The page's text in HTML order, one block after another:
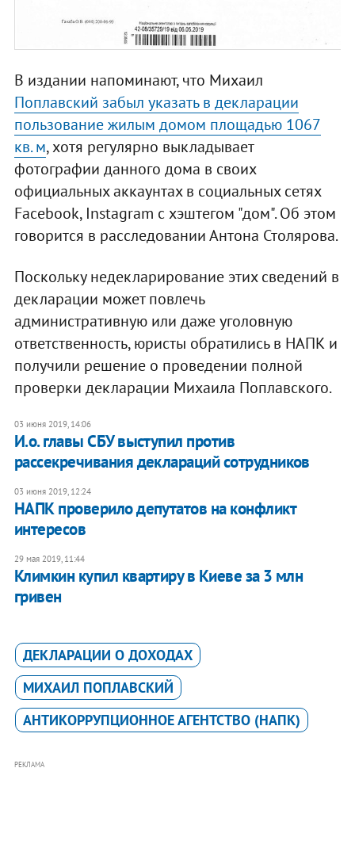
В издании напоминают, что Михаил
Поплавский забыл указать в декларации
пользование жилым домом площадью 1067
кв. м, хотя регулярно выкладывает
фотографии данного дома в своих
официальных аккаунтах в социальных сетях
Facebook, Instagram с хэштегом "дом". Об этом
говорится в расследовании Антона Столярова.
Поскольку недекларирование этих сведений в
декларации может повлечь
административную или даже уголовную
ответственность, юристы обратились в НАПК и
получили решение о проведении полной
проверки декларации Михаила Поплавского.
03 июня 2019, 14:06
И.о. главы СБУ выступил против
рассекречивания деклараций сотрудников
03 июня 2019, 12:24
НАПК проверило депутатов на конфликт
интересов
29 мая 2019, 11:44
Климкин купил квартиру в Киеве за 3 млн
гривен
ДЕКЛАРАЦИИ О ДОХОДАХ
МИХАИЛ ПОПЛАВСКИЙ
АНТИКОРРУПЦИОННОЕ АГЕНТСТВО (НАПК)
РЕКЛАМА